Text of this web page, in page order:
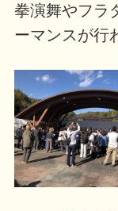
拳演舞やフラ
ーマンスが行